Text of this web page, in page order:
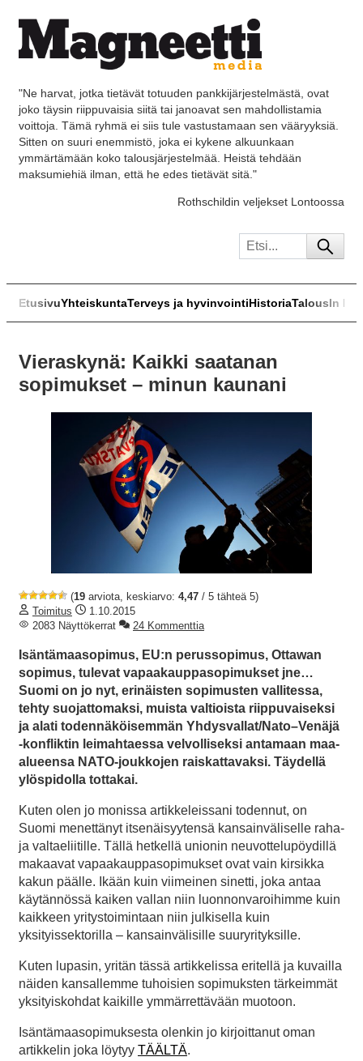
"Ne harvat, jotka tietävät totuuden pankkijärjestelmästä, ovat
joko täysin riippuvaisia siitä tai janoavat sen mahdollistamia
voittoja. Tämä ryhmä ei siis tule vastustamaan sen vääryyksiä.
Sitten on suuri enemmistö, joka ei kykene alkuunkaan
ymmärtämään koko talousjärjestelmää. Heistä tehdään
maksumiehiä ilman, että he edes tietävät sitä."
Rothschildin veljekset Lontoossa
EtusivuYhteiskuntaTerveys ja hyvinvointiHistoriaTalousIn
Vieraskynä: Kaikki saatanan
sopimukset – minun kaunani
(19 arviota, keskiarvo: 4,47 / 5 tähteä 5)
Toimitus
1.10.2015
2083 Näyttökerrat
24 Kommenttia
Isäntämaasopimus, EU:n perussopimus, Ottawan
sopimus, tulevat vapaakauppasopimukset jne…
Suomi on jo nyt, erinäisten sopimusten vallitessa,
tehty suojattomaksi, muista valtioista riippuvaiseksi
ja alati todennäköisemmän Yhdysvallat/Nato–Venäjä
-konfliktin leimahtaessa velvolliseksi antamaan maa-
alueensa NATO-joukkojen raiskattavaksi. Täydellä
ylöspidolla tottakai.
Kuten olen jo monissa artikkeleissani todennut, on
Suomi menettänyt itsenäisyytensä kansainväliselle raha-
ja valtaeliitille. Tällä hetkellä unionin neuvottelupöydillä
makaavat vapaakauppasopimukset ovat vain kirsikka
kakun päälle. Ikään kuin viimeinen sinetti, joka antaa
käytännössä kaiken vallan niin luonnonvaroihimme kuin
kaikkeen yritystoimintaan niin julkisella kuin
yksityissektorilla – kansainvälisille suuryrityksille.
Kuten lupasin, yritän tässä artikkelissa eritellä ja kuvailla
näiden kansallemme tuhoisien sopimuksten tärkeimmät
yksityiskohdat kaikille ymmärrettävään muotoon.
Isäntämaasopimuksesta olenkin jo kirjoittanut oman
artikkelin joka löytyy TÄÄLTÄ.